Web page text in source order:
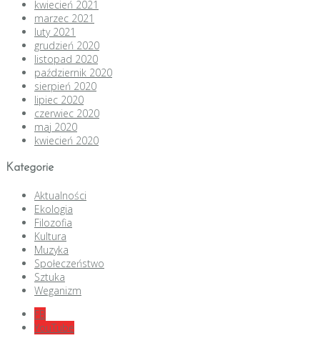
kwiecień 2021
marzec 2021
luty 2021
grudzień 2020
listopad 2020
październik 2020
sierpień 2020
lipiec 2020
czerwiec 2020
maj 2020
kwiecień 2020
Kategorie
Aktualności
Ekologia
Filozofia
Kultura
Muzyka
Społeczeństwo
Sztuka
Weganizm
FB
YouTube